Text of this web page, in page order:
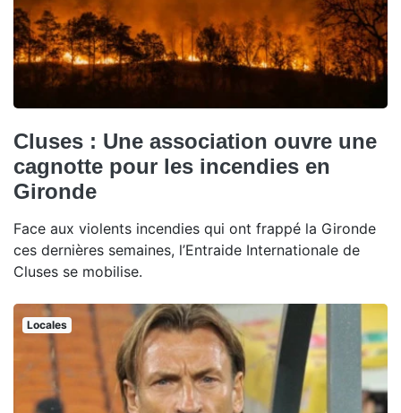
Cluses : Une association ouvre une
cagnotte pour les incendies en
Gironde
Face aux violents incendies qui ont frappé la Gironde
ces dernières semaines, l’Entraide Internationale de
Cluses se mobilise.
Locales